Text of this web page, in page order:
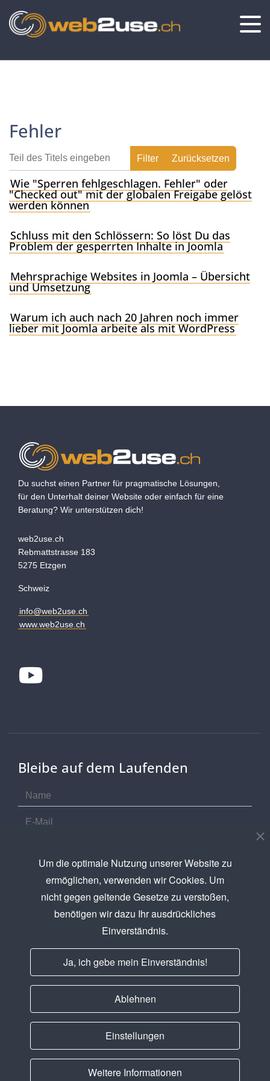
Um die optimale Nutzung unserer Website zu
ermöglichen, verwenden wir Cookies. Um
nicht gegen geltende Gesetze zu verstoßen,
benötigen wir dazu Ihr ausdrückliches
Einverständnis.
Ja, ich gebe mein Einverständnis!
Ablehnen
Einstellungen
Weitere Informationen
Fehler
Teil des Titels eingeben
Filter Zurücksetzen
Wie "Sperren fehlgeschlagen. Fehler" oder
"Checked out" mit der globalen Freigabe gelöst
werden können
Schluss mit den Schlössern: So löst Du das
Problem der gesperrten Inhalte in Joomla
Mehrsprachige Websites in Joomla – Übersicht
und Umsetzung
Warum ich auch nach 20 Jahren noch immer
lieber mit Joomla arbeite als mit WordPress
Du suchst einen Partner für pragmatische Lösungen,
für den Unterhalt deiner Website oder einfach für eine
Beratung? Wir unterstützen dich!
web2use.ch
Rebmattstrasse 183
5275 Etzgen
Schweiz
info@web2use.ch
www.web2use.ch
Youtube
Bleibe auf dem Laufenden
Newsletter abonnieren
Copyright
Impressum
Datenschutzerklärung
Fernwartung